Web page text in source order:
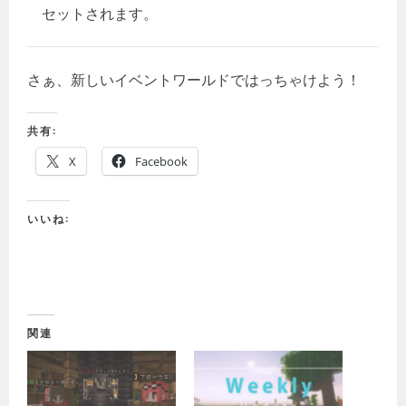
セットされます。
さぁ、新しいイベントワールドではっちゃけよう！
共有:
X Facebook
いいね:
関連